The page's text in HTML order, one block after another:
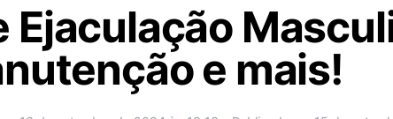
Ejaculação
e mais!